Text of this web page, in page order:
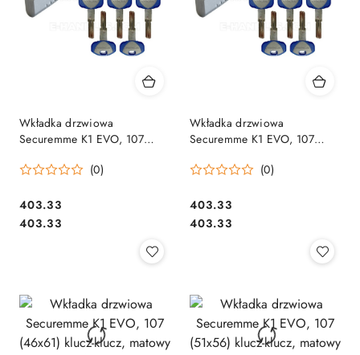
Wkładka drzwiowa
Securemme K1 EVO, 107
chrom
(0)
Cena:
403.33
Cena:
403.33
Wkładka drzwiowa
Securemme K1 EVO, 107
chrom
(0)
Cena:
403.33
Cena:
403.33